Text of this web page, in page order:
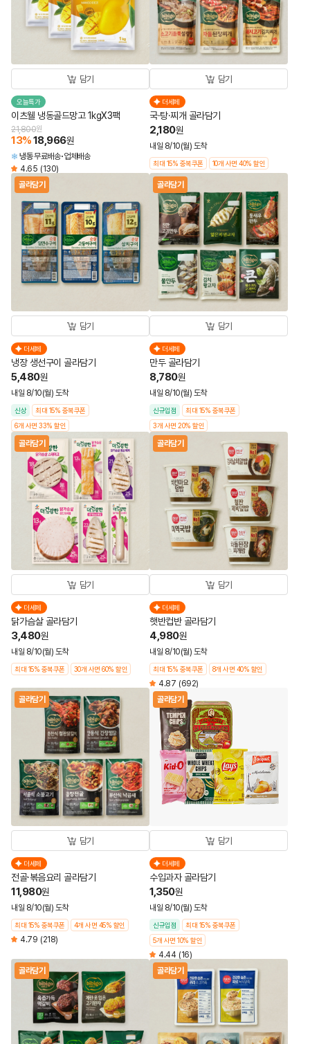
담기
오늘특가
이츠웰 냉동골드망고 1kgX3팩
21,800원
13%18,966원
냉동무료배송 업체배송
4.65 (130)
담기
더세페
국·탕·찌개 골라담기
2,180원
내일 8/10(월) 도착
최대 15% 중복쿠폰 10개 사면 40% 할인
골라담기
담기
더세페
냉장 생선구이 골라담기
5,480원
내일 8/10(월) 도착
신상
최대 15% 중복쿠폰
6개 사면 33% 할인
골라담기
담기
더세페
만두 골라담기
8,780원
내일 8/10(월) 도착
신규입점
최대 15% 중복쿠폰
3개 사면 20% 할인
골라담기
담기
더세페
닭가슴살 골라담기
3,480원
내일 8/10(월) 도착
최대 15% 중복쿠폰 30개 사면 60% 할인
골라담기
담기
더세페
햇반컵반 골라담기
4,980원
내일 8/10(월) 도착
최대 15% 중복쿠폰 8개 사면 40% 할인
4.87 (692)
골라담기
담기
더세페
전골·볶음요리 골라담기
11,980원
내일 8/10(월) 도착
최대 15% 중복쿠폰 4개 사면 45% 할인
4.79 (218)
골라담기
담기
더세페
수입과자 골라담기
1,350원
내일 8/10(월) 도착
신규입점
최대 15% 중복쿠폰
5개 사면 10% 할인
4.44 (16)
골라담기
골라담기